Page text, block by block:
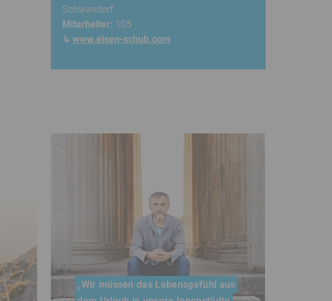
Schwandorf
Mitarbeiter: 105
↳ www.eisen-schub.com
„Wir müssen das Lebensgefühl aus